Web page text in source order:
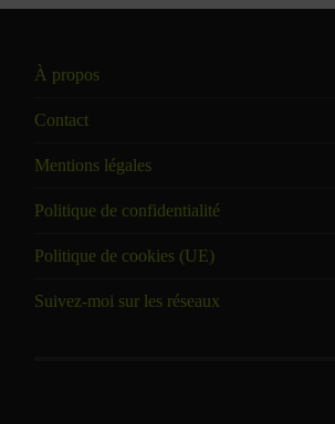
À propos
Contact
Mentions légales
Politique de confidentialité
Politique de cookies (UE)
Suivez-moi sur les réseaux